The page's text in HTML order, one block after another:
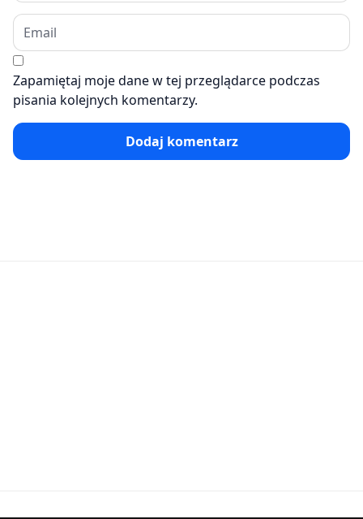
Zapamiętaj moje dane w tej przeglądarce podczas
pisania kolejnych komentarzy.
Dodaj komentarz